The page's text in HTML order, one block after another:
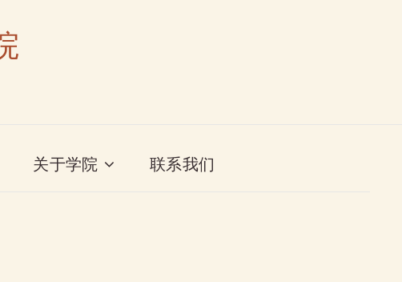
关于学院 联系我们